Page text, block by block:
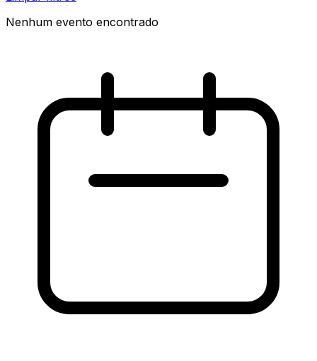
Nenhum evento encontrado